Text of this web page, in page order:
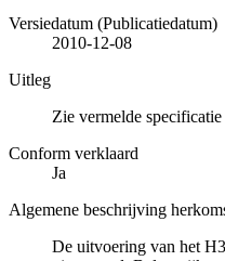
Versiedatum (Publicatiedatum)
2010-12-08
Uitleg
Zie vermelde specificatie
Conform verklaard
Ja
Algemene beschrijving
De uitvoering van het